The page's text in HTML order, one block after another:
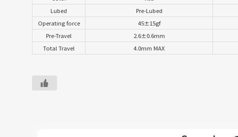
Lubed
Pre-Lubed
Operating force
45±15gf
Pre-Travel
2.6±0.6mm
Total Travel
4.0mm MAX